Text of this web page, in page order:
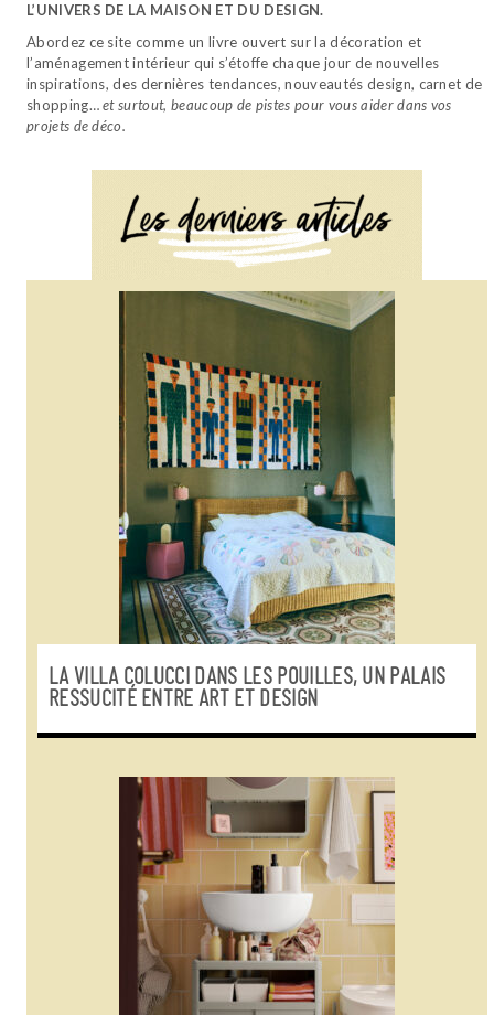
L’UNIVERS DE LA MAISON ET DU DESIGN.
Abordez ce site comme un livre ouvert sur la décoration et
l’aménagement intérieur qui s’étoffe chaque jour de nouvelles
inspirations, des dernières tendances, nouveautés design, carnet de
shopping…et surtout, beaucoup de pistes pour vous aider dans vos
projets de déco.
LA VILLA COLUCCI DANS LES POUILLES, UN PALAIS
RESSUCITÉ ENTRE ART ET DESIGN